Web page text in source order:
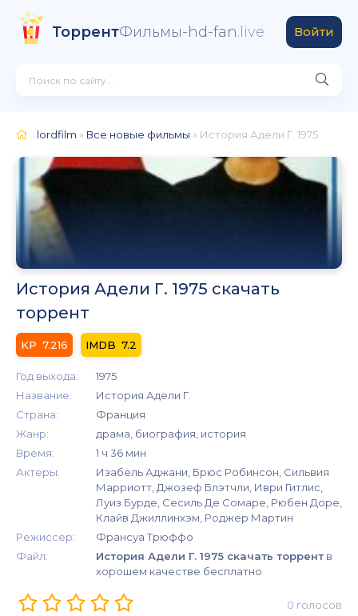
ТоррентФильмы-hd-fan.live Войти
lordfilm » Все новые фильмы » История Адели Г. 1975
История Адели Г. 1975 скачать
торрент
7.216 7.2
Год выхода:
1975
Название:
История Адели Г.
Страна:
Франция
Жанр:
драма, биография, история
Время:
1 ч 36 мин
Актеры:
Изабель Аджани, Брюс Робинсон, Сильвия
Марриотт, Джозеф Блэтчли, Иври Гитлис,
Луиз Бурде, Сесиль Де Сомаре, Рюбен Доре,
Клайв Джиллинхэм, Роджер Мартин
Режиссер:
Франсуа Трюффо
Файл:
История Адели Г. 1975 скачать торрент в
хорошем качестве бесплатно
0 голосов